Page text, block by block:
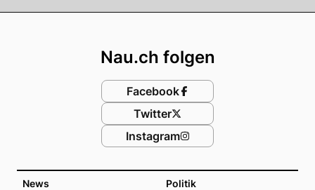
News Politik
Nau.ch folgen
Facebook
Twitter
Instagram